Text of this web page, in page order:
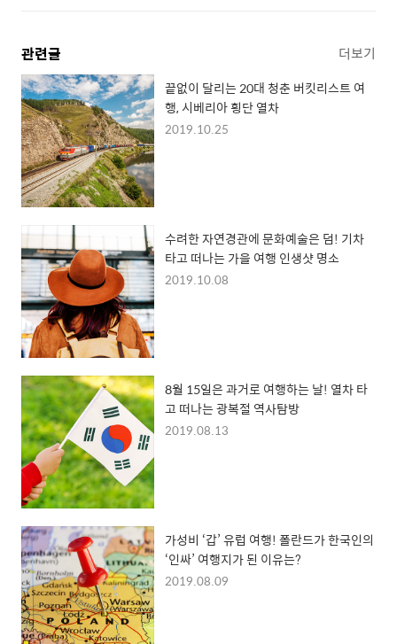
관련글 더보기
끝없이 달리는 20대 청춘 버킷리스트 여
행, 시베리아 횡단 열차
2019.10.25
수려한 자연경관에 문화예술은 덤! 기차
타고 떠나는 가을 여행 인생샷 명소
2019.10.08
8월 15일은 과거로 여행하는 날! 열차 타
고 떠나는 광복절 역사탐방
2019.08.13
가성비 ‘갑’ 유럽 여행! 폴란드가 한국인의
‘인싸’ 여행지가 된 이유는?
2019.08.09